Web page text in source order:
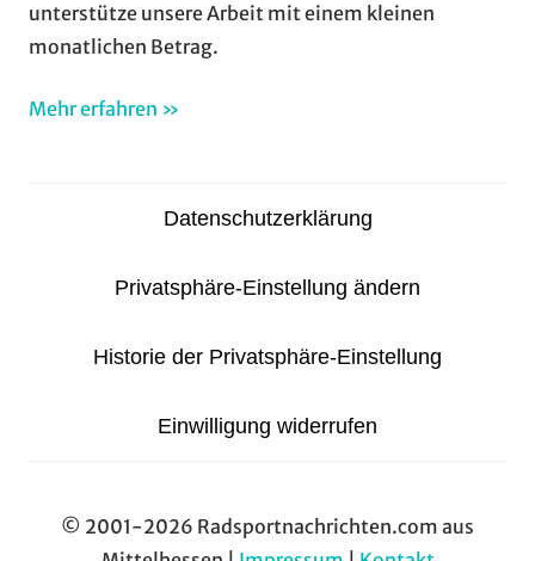
unterstütze unsere Arbeit mit einem kleinen
monatlichen Betrag.
Mehr erfahren »
Datenschutzerklärung
Privatsphäre-Einstellung ändern
Historie der Privatsphäre-Einstellung
Einwilligung widerrufen
© 2001-2026 Radsportnachrichten.com aus